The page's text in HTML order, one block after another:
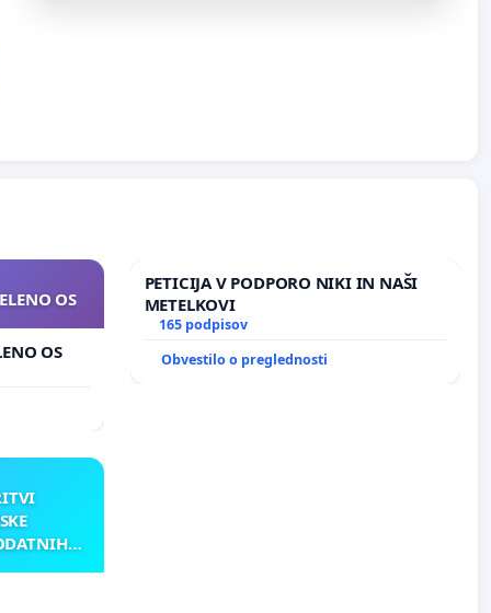
OS
OS
PETICIJA V PODPORO NIKI IN NAŠI
METELKOVI
165 podpisov
Obvestilo o preglednosti